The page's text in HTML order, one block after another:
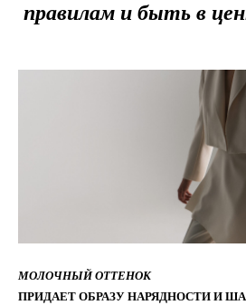
правилам и быть в
МОЛОЧНЫЙ ОТТЕНОК
ПРИДАЕТ ОБРАЗУ НАРЯДНОСТИ И